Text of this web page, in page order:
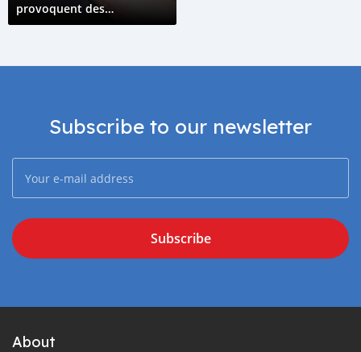
provoquent des
dysfonctionnements de
Subscribe to our newsletter
Subscribe
About